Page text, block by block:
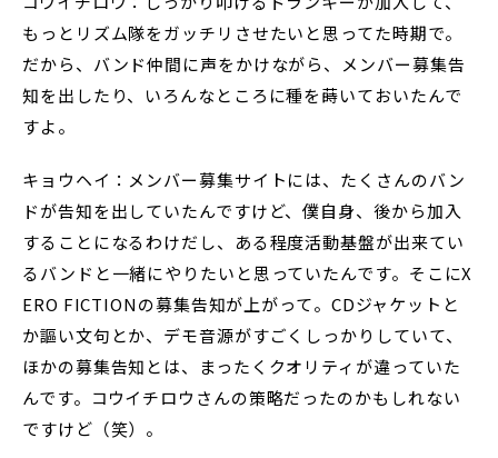
もっとリズム隊をガッチリさせたいと思ってた時期で。
だから、バンド仲間に声をかけながら、メンバー募集告
知を出したり、いろんなところに種を蒔いておいたんで
すよ。
キョウヘイ：メンバー募集サイトには、たくさんのバン
ドが告知を出していたんですけど、僕自身、後から加入
することになるわけだし、ある程度活動基盤が出来てい
るバンドと一緒にやりたいと思っていたんです。そこにX
ERO FICTIONの募集告知が上がって。CDジャケットと
か謳い文句とか、デモ音源がすごくしっかりしていて、
ほかの募集告知とは、まったくクオリティが違っていた
んです。コウイチロウさんの策略だったのかもしれない
ですけど（笑）。